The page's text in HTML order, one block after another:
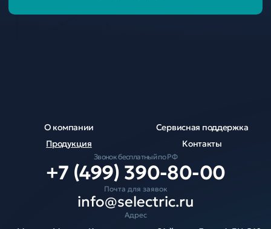
О компании
Продукция
Сервисная поддержка
Контакты
Звонок бесплатный по РФ
+7 (499) 390-80-00
Почта для заявок
info@selectric.ru
Адрес